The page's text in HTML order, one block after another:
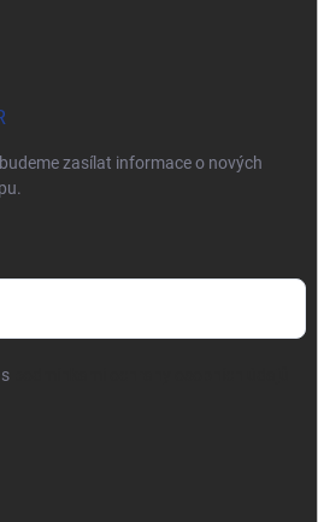
zasílat informace o nových